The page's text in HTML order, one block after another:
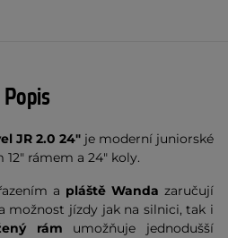
Popis
JR 2.0 24" je moderní juniorské
rámem a 24" koly.
a pláště Wanda zaručují
možnost jízdy jak na silnici, tak i
rám umožňuje jednodušší